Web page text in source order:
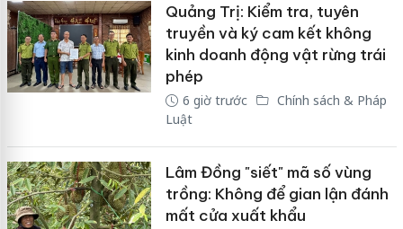
Quảng Trị: Kiểm tra, tuyên
truyền và ký cam kết không
kinh doanh động vật rừng trái
phép
6 giờ trước
Chính sách & Pháp
Luật
Lâm Đồng "siết" mã số vùng
trồng: Không để gian lận đánh
mất cửa xuất khẩu